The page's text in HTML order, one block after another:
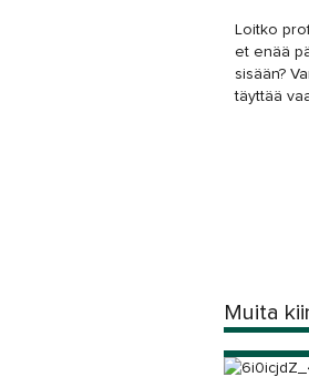
Loitko
et enää
sisään?
täyttää
Muita